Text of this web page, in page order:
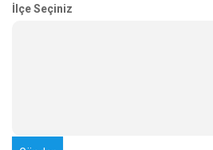
İlçe Seçiniz